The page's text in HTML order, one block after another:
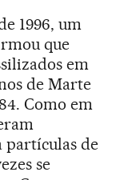
1996, um
que
em
de Marte
Como em
partículas de
se